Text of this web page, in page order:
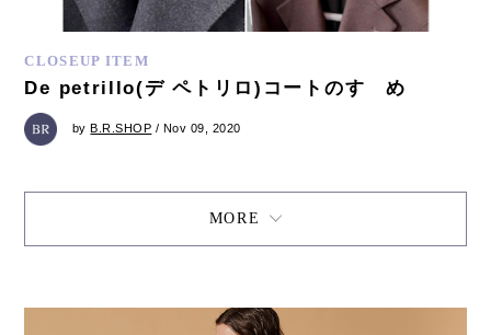
CLOSEUP ITEM
De petrillo(デ ペトリロ)コートのすゝめ
by B.R.SHOP / Nov 09, 2020
MORE